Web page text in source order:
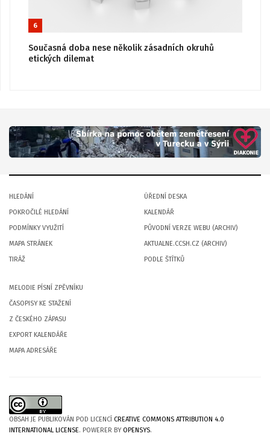
6
Současná doba nese několik zásadních okruhů
etických dilemat
HLEDÁNÍ
POKROČILÉ HLEDÁNÍ
PODMÍNKY VYUŽITÍ
MAPA STRÁNEK
TIRÁŽ
ÚŘEDNÍ DESKA
KALENDÁŘ
PŮVODNÍ VERZE WEBU (ARCHIV)
AKTUALNE.CCSH.CZ (ARCHIV)
PODLE ŠTÍTKŮ
MELODIE PÍSNÍ ZPĚVNÍKU
ČASOPISY KE STAŽENÍ
Z ČESKÉHO ZÁPASU
EXPORT KALENDÁŘE
MAPA ADRESÁŘE
OBSAH JE PUBLIKOVÁN POD LICENCÍ CREATIVE COMMONS ATTRIBUTION 4.0
INTERNATIONAL LICENSE. POWERER BYOPENSYS.